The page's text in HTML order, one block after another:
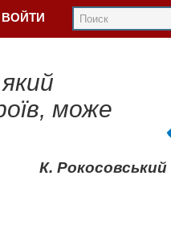
ВОЙТИ
може
К. Рокосовський